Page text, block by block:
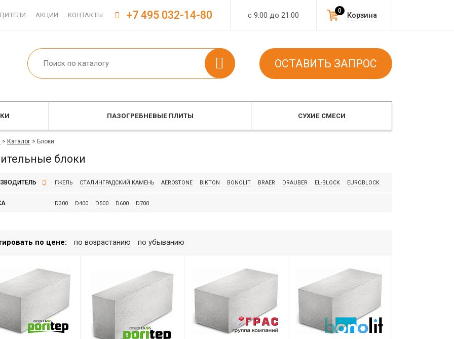
АКЦИИ КОНТАКТЫ с 9:00 до 21:00 Корзина
0
+7 495 032-14-80
ОСТАВИТЬ ЗАПРОС
ПАЗОГРЕБНЕВЫЕ ПЛИТЫ СУХИЕ СМЕСИ
> Каталог > Блоки
блоки
ГЖЕЛЬ СТАЛИНГРАДСКИЙ КАМЕНЬ AEROSTONE BIKTON BONOLIT BRAER DRAUBER EL-BLOCK EUROBLOCK
D300 D400 D500 D600 D700
по цене: по возрастанию по убыванию